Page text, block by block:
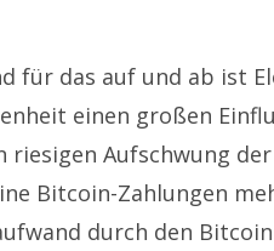
für das auf und ab ist
einen großen
riesigen Aufschwung
Bitcoin-Zahlungen
durch den